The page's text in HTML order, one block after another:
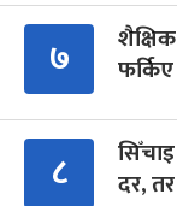
७
८
दर,